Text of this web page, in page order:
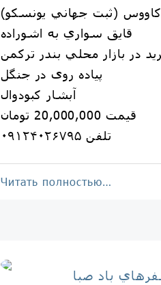
كاووس (ثبت جهاني یونسکو)
قايق سواري به اشوراده
در بازار محلي بندر ترکمن
پیاده روی در جنگل
آبشار کبودوال
قیمت 20,000,000 تومان
تلفن ٠٩١٢۴٠٢۶٧٩۵
Читать полностью…
باد صبا